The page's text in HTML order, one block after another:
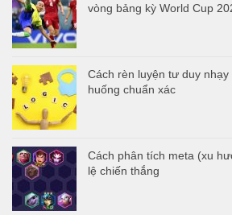
vòng bảng kỳ World Cup
Cách rèn luyện tư duy
huống chuẩn xác
Cách phân tích meta (xu
lệ chiến thắng